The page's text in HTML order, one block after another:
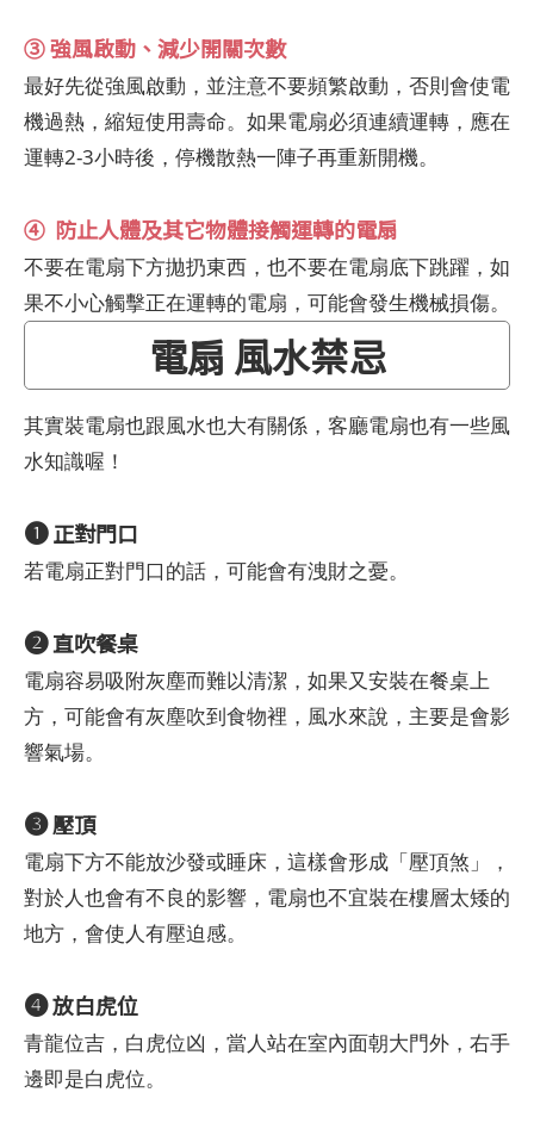
③ 強風啟動、減少開關次數
最好先從強風啟動，並注意不要頻繁啟動，否則會使電
機過熱，縮短使用壽命。如果電扇必須連續運轉，應在
運轉2-3小時後，停機散熱一陣子再重新開機。
④ 防止人體及其它物體接觸運轉的電扇
不要在電扇下方拋扔東西，也不要在電扇底下跳躍，如
果不小心觸擊正在運轉的電扇，可能會發生機械損傷。
電扇 風水禁忌
其實裝電扇也跟風水也大有關係，客廳電扇也有一些風
水知識喔！
❶正對門口
若電扇正對門口的話，可能會有洩財之憂。
❷直吹餐桌
電扇容易吸附灰塵而難以清潔，如果又安裝在餐桌上
方，可能會有灰塵吹到食物裡，風水來說，主要是會影
響氣場。
❸壓頂
電扇下方不能放沙發或睡床，這樣會形成「壓頂煞」，
對於人也會有不良的影響，電扇也不宜裝在樓層太矮的
地方，會使人有壓迫感。
❹放白虎位
青龍位吉，白虎位凶，當人站在室內面朝大門外，右手
邊即是白虎位。